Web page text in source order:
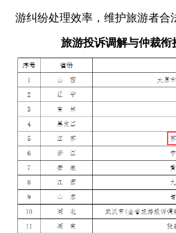
游纠纷处理效率，维护旅游者合
旅游投诉调解与仲裁衔